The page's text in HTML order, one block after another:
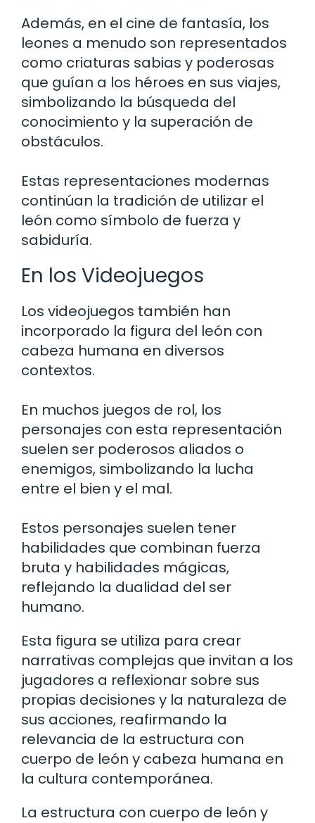
Además, en el cine de fantasía, los
leones a menudo son representados
como criaturas sabias y poderosas
que guían a los héroes en sus viajes,
simbolizando la búsqueda del
conocimiento y la superación de
obstáculos.
Estas representaciones modernas
continúan la tradición de utilizar el
león como símbolo de fuerza y
sabiduría.
En los Videojuegos
Los videojuegos también han
incorporado la figura del león con
cabeza humana en diversos
contextos.
En muchos juegos de rol, los
personajes con esta representación
suelen ser poderosos aliados o
enemigos, simbolizando la lucha
entre el bien y el mal.
Estos personajes suelen tener
habilidades que combinan fuerza
bruta y habilidades mágicas,
reflejando la dualidad del ser
humano.
Esta figura se utiliza para crear
narrativas complejas que invitan a los
jugadores a reflexionar sobre sus
propias decisiones y la naturaleza de
sus acciones, reafirmando la
relevancia de la estructura con
cuerpo de león y cabeza humana en
la cultura contemporánea.
La estructura con cuerpo de león y